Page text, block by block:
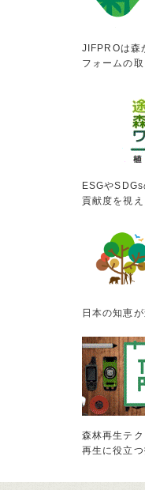
JIFPROは森
フォームの
ESGや
貢献度を視
日本の知恵
森林再生テ
再生に役立